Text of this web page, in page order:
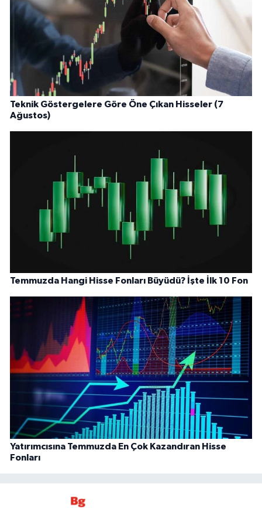
Teknik Göstergelere Göre Öne Çıkan Hisseler (7
Ağustos)
Temmuzda Hangi Hisse Fonları Büyüdü? İşte İlk 10 Fon
Yatırımcısına Temmuzda En Çok Kazandıran Hisse
Fonları